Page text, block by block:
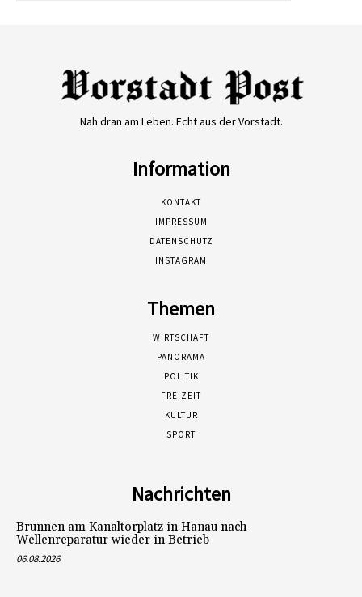
Nah dran am Leben. Echt aus der Vorstadt.
Information
KONTAKT
IMPRESSUM
DATENSCHUTZ
INSTAGRAM
Themen
WIRTSCHAFT
PANORAMA
POLITIK
FREIZEIT
KULTUR
SPORT
Nachrichten
Brunnen am Kanaltorplatz in Hanau nach
Wellenreparatur wieder in Betrieb
06.08.2026